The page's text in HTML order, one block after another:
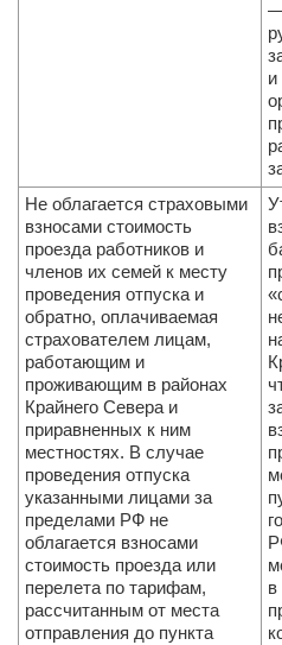
—
и
Не облагается страховыми
взносами стоимость
проезда работников и
членов их семей к мес­ту
проведения отпуска и
обратно, оплачиваемая
страхователем лицам,
работаю­щим и
проживающим в районах
Крайнего Севера и
приравненных к ним
местностях. В случае
проведения отпуска
указанными лицами за
пределами РФ не
облагается взносами
стоимость проезда или
перелета по тарифам,
рассчитанным от места
отправления до пунк­та
в